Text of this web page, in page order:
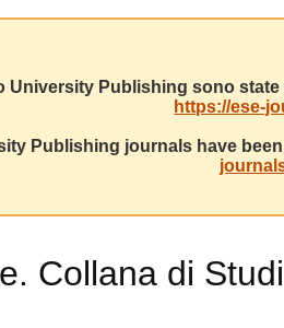
University Publishing sono
https://ese-
Publishing journals have
Collana di